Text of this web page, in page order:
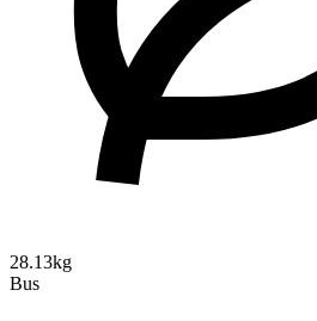
28.13kg
Bus